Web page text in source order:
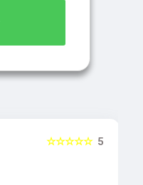
5
☆☆☆☆☆